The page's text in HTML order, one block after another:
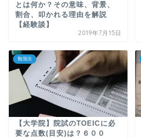
とは何か？その意味、背景、
割合、叩かれる理由を解説
【経験談】
2019年7月15日
勉強法
【大学院】院試のTOEICに必
要な点数(目安)は？６００